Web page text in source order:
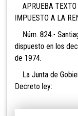
APRUEBA TEXTO
IMPUESTO A LA
Núm. 824.-
dispuesto en los
de 1974.
La Junta de
Decreto ley: